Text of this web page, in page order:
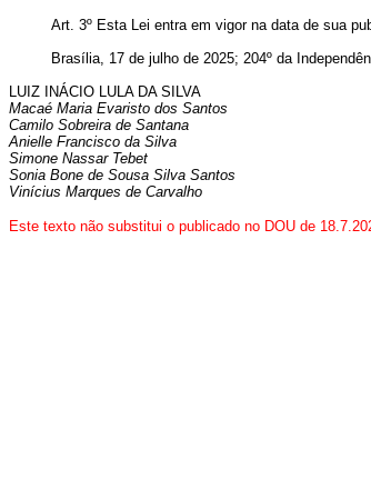
Art. 3º Esta Lei entra em vigor na data de sua
Brasília, 17 de julho de 2025; 204º da
LUIZ INÁCIO LULA DA SILVA
Macaé Maria Evaristo dos Santos
Camilo Sobreira de Santana
Anielle Francisco da Silva
Simone Nassar Tebet
Sonia Bone de Sousa Silva Santos
Vinícius Marques de Carvalho
Este texto não substitui o publicado no DOU de